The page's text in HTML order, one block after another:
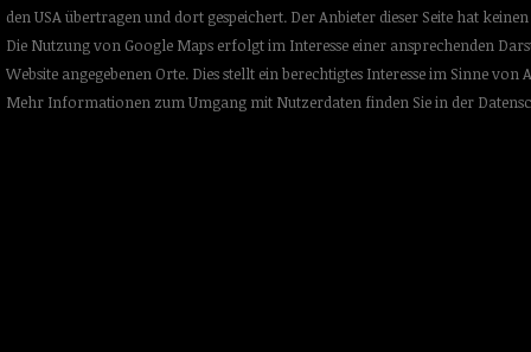
den USA übertragen und dort gespeichert. Der Anbieter dieser Seite hat
Die Nutzung von Google Maps erfolgt im Interesse einer ansprechenden
Website angegebenen Orte. Dies stellt ein berechtigtes Interesse im Sinne von
Mehr Informationen zum Umgang mit Nutzerdaten finden Sie in der